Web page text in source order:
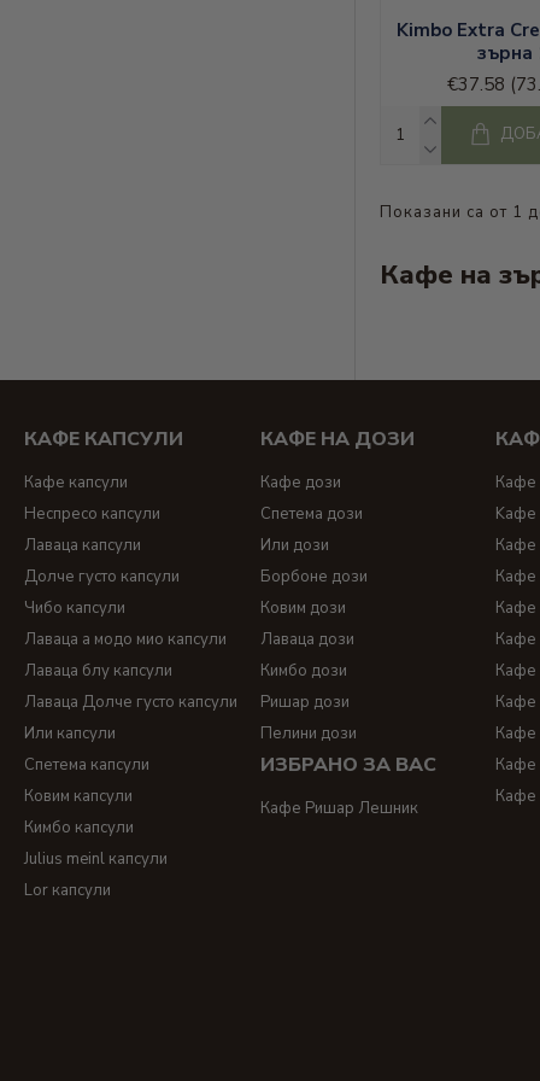
Kimbo Extra
зърна
€37.58
Показани са от 1
Кафе на
КАФЕ КАПСУЛИ
Кафе капсули
Неспресо капсули
Лаваца капсули
Долче густо капсули
Чибо капсули
Лаваца а модо мио капсули
Лаваца блу капсули
Лаваца Долче густо капсули
Или капсули
Спетема капсули
Ковим капсули
Кимбо капсули
Julius meinl капсули
Lor капсули
КАФЕ НА ДОЗИ
Кафе дози
Спетема дози
Или дози
Борбоне дози
Ковим дози
Лаваца дози
Кимбо дози
Ришар дози
Пелини дози
ИЗБРАНО ЗА ВАС
Кафе Ришар Лешник
Кафе
Kафе
Кафе
Кафе
Кафе
Кафе
Кафе
Кафе
Кафе
Кафе
Кафе